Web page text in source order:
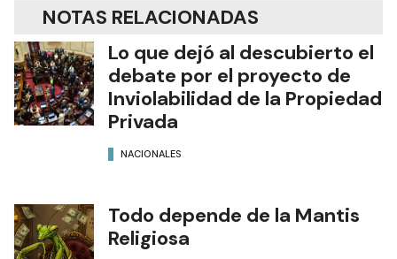
NOTAS RELACIONADAS
Lo que dejó al descubierto el
debate por el proyecto de
Inviolabilidad de la Propiedad
Privada
NACIONALES
Todo depende de la Mantis
Religiosa